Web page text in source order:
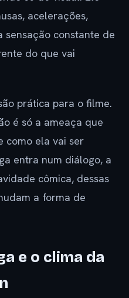
acelerações,
sensação constante de
do que vai
prática para o filme.
é só a ameaça que
como ela vai ser
entra num diálogo, a
cômica, dessas
a forma de
e o clima da